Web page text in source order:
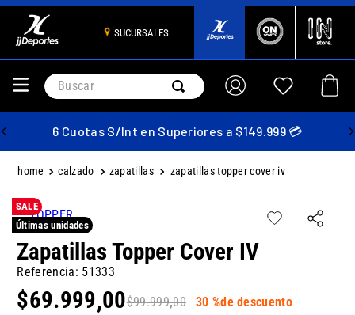
SUCURSALES
Buscar
6 Cuotas S/Int en Superiores a $149.999 💳
calzado zapatillas zapatillas topper cover iv
SALE
Últimas unidades
Zapatillas Topper Cover IV
Referencia: 51333
$99.999,00
$69.999,00 30 %de descuento